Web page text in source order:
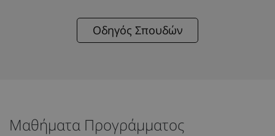
Οδηγός Σπουδών
Μαθήματα Προγράμματος